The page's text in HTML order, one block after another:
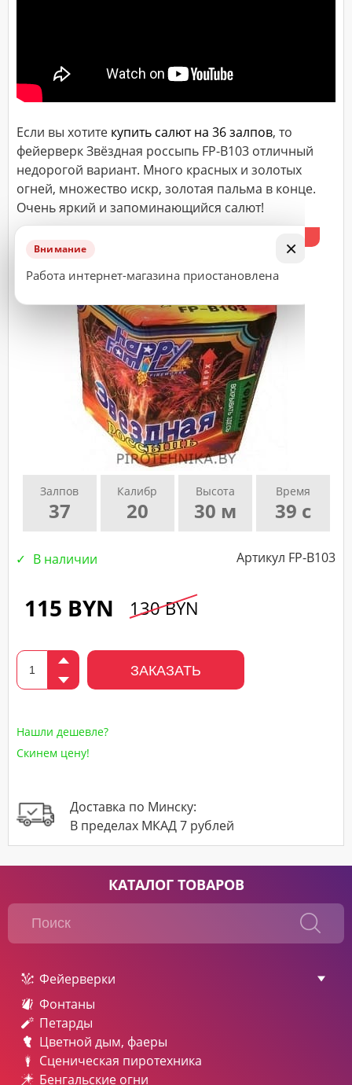
×
Внимание
Работа интернет-магазина приостановлена
Залпов
37
Калибр
20
Высота
30 м
Время
39 с
Если вы хотите купить салют на 36 залпов, то
фейерверк Звёздная россыпь FP-B103 отличный
недорогой вариант. Много красных и золотых
огней, множество искр, золотая пальма в конце.
Очень яркий и запоминающийся салют!
В наличии Артикул FP-B103
115 BYN 130 BYN
ЗАКАЗАТЬ
Нашли дешевле?
Скинем цену!
Доставка по Минску:
В пределах МКАД 7 рублей
КАТАЛОГ ТОВАРОВ
Фейерверки
Фонтаны
Петарды
Цветной дым, фаеры
Сценическая пиротехника
Бенгальские огни
Адрес
(город,
улица,
время
доставки*
ВАЖНО!
считается
принятым
исполнению
подтверждающего
менеджера.